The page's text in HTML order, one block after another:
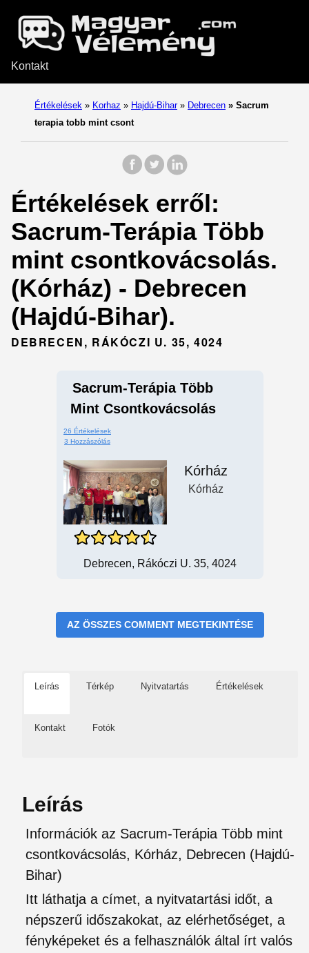
Kontakt
Értékelések » Korhaz » Hajdú-Bihar » Debrecen » Sacrum
terapia tobb mint csont
Értékelések erről:
Sacrum-Terápia Több
mint csontkovácsolás.
(Kórház) - Debrecen
(Hajdú-Bihar).
DEBRECEN, RÁKÓCZI U. 35, 4024
Sacrum-Terápia Több
Mint Csontkovácsolás
26 Értékelések
3 Hozzászólás
Kórház
Kórház
Debrecen, Rákóczi U. 35, 4024
AZ ÖSSZES COMMENT MEGTEKINTÉSE
Leírás Térkép Nyitvatartás Értékelések
Kontakt Fotók
Leírás
Információk az Sacrum-Terápia Több mint
csontkovácsolás, Kórház, Debrecen (Hajdú-
Bihar)
Itt láthatja a címet, a nyitvatartási időt, a
népszerű időszakokat, az elérhetőséget, a
fényképeket és a felhasználók által írt valós